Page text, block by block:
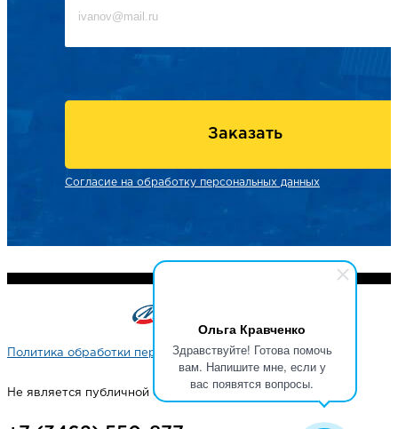
Ольга Кравченко
Здравствуйте! Готова помочь
вам. Напишите мне, если у
вас появятся вопросы.
Заказать
Согласие на обработку персональных данных
Политика обработки персональных данных
Не является публичной офертой